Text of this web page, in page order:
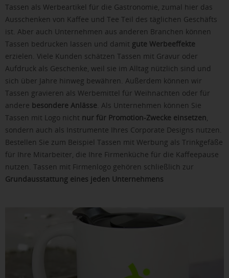
Tassen als Werbeartikel für die Gastronomie, zumal hier das
Ausschenken von Kaffee und Tee Teil des täglichen Geschäfts
ist. Aber auch Unternehmen aus anderen Branchen können
Tassen bedrucken lassen und damit gute Werbeeffekte
erzielen. Viele Kunden schätzen Tassen mit Gravur oder
Aufdruck als Geschenke, weil sie im Alltag nützlich sind und
sich über Jahre hinweg bewähren. Außerdem können wir
Tassen gravieren als Werbemittel für Weihnachten oder für
andere besondere Anlässe . Als Unternehmen können Sie
Tassen mit Logo nicht nur für Promotion-Zwecke einsetzen
sondern auch als Instrumente Ihres Corporate Designs nutzen.
Bestellen Sie zum Beispiel Tassen mit Werbung als Trinkgefäße
für Ihre Mitarbeiter, die Ihre Firmenküche für die Kaffeepause
nutzen. Tassen mit Firmenlogo gehören schließlich zur
Grundausstattung eines jeden Unternehmens